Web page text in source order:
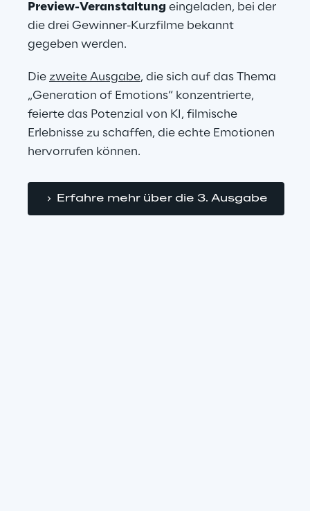
Preview-Veranstaltung eingeladen, bei der
die drei Gewinner-Kurzfilme bekannt
gegeben werden.
Die zweite Ausgabe, die sich auf das Thema
„Generation of Emotions“ konzentrierte,
feierte das Potenzial von KI, filmische
Erlebnisse zu schaffen, die echte Emotionen
hervorrufen können.
Erfahre mehr über die 3. Ausgabe